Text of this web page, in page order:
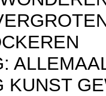
KUNST